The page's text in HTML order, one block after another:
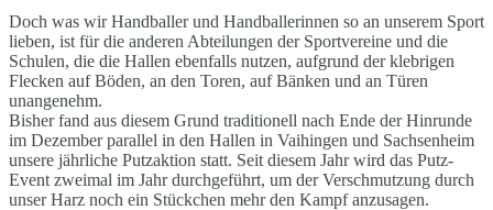
Doch was wir Handballer und Handballerinnen so an unserem Sport
lieben, ist für die anderen Abteilungen der Sportvereine und die
Schulen, die die Hallen ebenfalls nutzen, aufgrund der klebrigen
Flecken auf Böden, an den Toren, auf Bänken und an Türen
unangenehm.
Bisher fand aus diesem Grund traditionell nach Ende der Hinrunde
im Dezember parallel in den Hallen in Vaihingen und Sachsenheim
unsere jährliche Putzaktion statt. Seit diesem Jahr wird das Putz-
Event zweimal im Jahr durchgeführt, um der Verschmutzung durch
unser Harz noch ein Stückchen mehr den Kampf anzusagen.